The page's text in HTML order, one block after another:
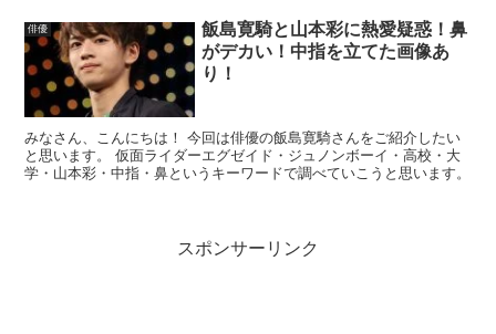
俳優
飯島寛騎と山本彩に熱愛疑惑！鼻
がデカい！中指を立てた画像あ
り！
みなさん、こんにちは！ 今回は俳優の飯島寛騎さんをご紹介したい
と思います。 仮面ライダーエグゼイド・ジュノンボーイ・高校・大
学・山本彩・中指・鼻というキーワードで調べていこうと思います。
スポンサーリンク